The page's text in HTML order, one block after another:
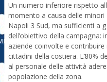
Un numero inferiore rispetto
momento a causa delle minori
Napoli 3 Sud, ma sufficienti a
dell’obiettivo della campagna:
aziende coinvolte e
cittadini della costiera. L’80%
al personale delle attività
popolazione della zona.